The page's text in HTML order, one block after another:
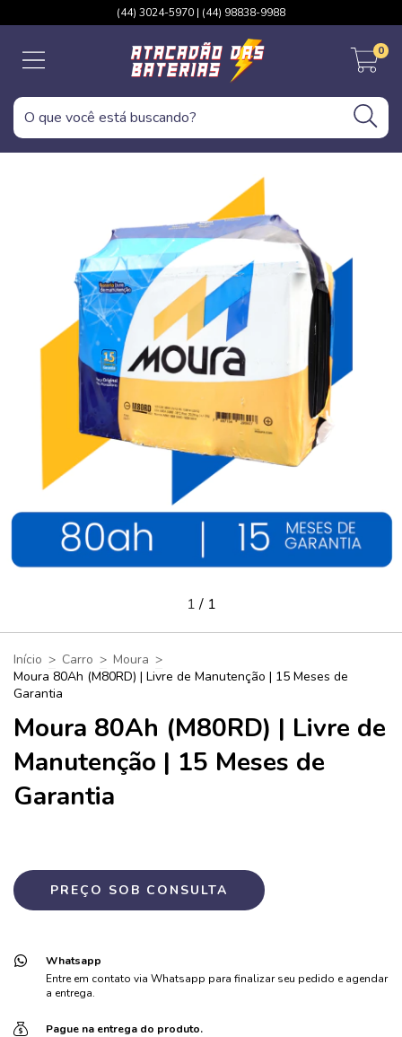
(44) 3024-5970 | (44) 98838-9988
0
1/ 1
Início > Carro > Moura >
Moura 80Ah (M80RD) | Livre de Manutenção | 15 Meses de
Garantia
Moura 80Ah (M80RD) | Livre de
Manutenção | 15 Meses de
Garantia
Whatsapp
Entre em contato via Whatsapp para finalizar seu pedido e agendar
a entrega.
Pague na entrega do produto.